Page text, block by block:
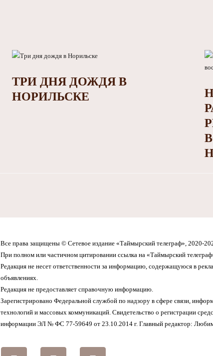
ТРИ ДНЯ ДОЖДЯ В
НОРИЛЬСКЕ
Все права защищены © Сетевое издание «Таймырский телеграф», 2020-
При полном или частичном цитировании ссылка на «Таймырский
Редакция не несет ответственности за информацию, содержащуюся в
объявлениях.
Редакция не предоставляет справочную информацию.
Зарегистрировано Федеральной службой по надзору в сфере связи,
технологий и массовых коммуникаций. Свидетельство о регистрации
информации ЭЛ № ФС 77-59649 от 23.10.2014 г. Главный редактор: